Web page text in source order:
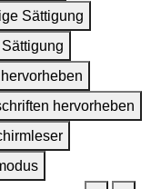
Sättigung
hervorheben